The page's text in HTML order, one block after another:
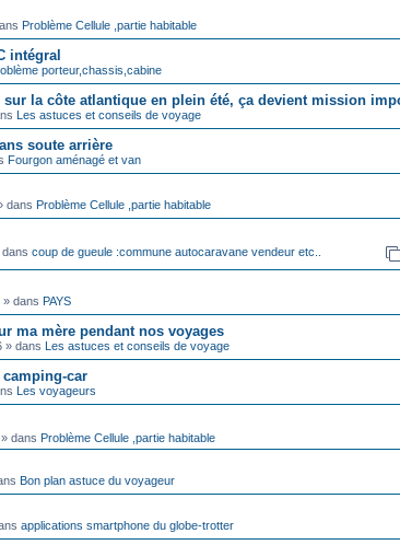
Problème Cellule ,partie habitable
intégral
porteur,chassis,cabine
la côte atlantique en plein été, ça devient mission
Les astuces et conseils de voyage
soute arrière
Fourgon aménagé et van
dans Problème Cellule ,partie habitable
dans coup de gueule :commune autocaravane vendeur etc..
» dans PAYS
ma mère pendant nos voyages
» dans Les astuces et conseils de voyage
car
Les voyageurs
» dans Problème Cellule ,partie habitable
Bon plan astuce du voyageur
applications smartphone du globe-trotter